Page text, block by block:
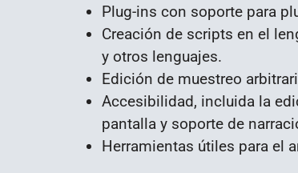
Plug-ins con soporte para
Creación de scripts en el
y otros lenguajes.
Edición de muestreo
Accesibilidad, incluida la
pantalla y soporte de
Herramientas útiles para el